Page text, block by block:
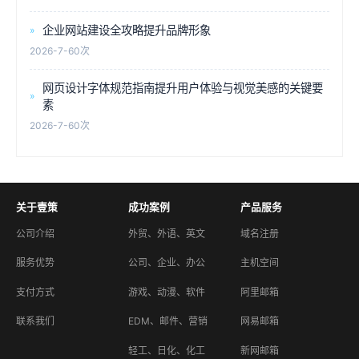
企业网站建设全攻略提升品牌形象
2026-7-60次
网页设计字体规范指南提升用户体验与视觉美感的关键要
素
2026-7-60次
关于壹策
公司介绍
服务优势
支付方式
联系我们
成功案例
外贸、外语、英文
公司、企业、办公
游戏、动漫、软件
EDM、邮件、营销
轻工、日化、化工
产品服务
域名注册
主机空间
阿里邮箱
网易邮箱
新网邮箱